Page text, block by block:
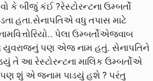
બીજું કંઈ ?રેસ્ટોરન્ટના ઉમ્બર્તો
હતા.સેનાપતિએ વધુ તપાસ માટે
પેલા ઉમ્બર્તોએજવાબ
યુવરાજનું પણ એજ નામ હતું. સેનાપતિને
તે આ રેસ્ટોરન્ટના માલિક ઉમ્બર્તોએ
પણ શું એ જનામ પાડયું હશે ? પરંતુ